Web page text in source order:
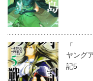
「
ヤング
記5